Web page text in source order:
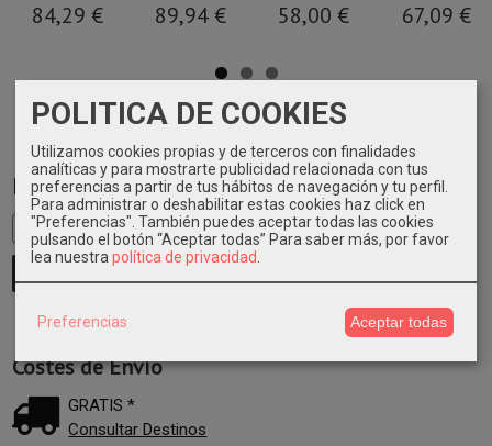
Marcas
Costes de Envío
GRATIS *
Consultar Destinos
84,29 € 89,94 € 58,00 € 67,09 €
POLITICA DE COOKIES
Utilizamos cookies propias y de terceros con finalidades
analíticas y para mostrarte publicidad relacionada con tus
preferencias a partir de tus hábitos de navegación y tu perfil.
Para administrar o deshabilitar estas cookies haz click en
"Preferencias". También puedes aceptar todas las cookies
pulsando el botón “Aceptar todas” Para saber más, por favor
lea nuestra política de privacidad
Preferencias Aceptar todas